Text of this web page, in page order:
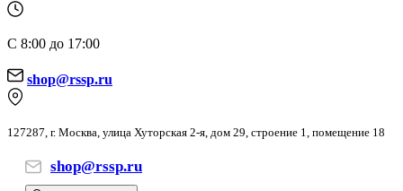
С 8:00 до 17:00
shop@rssp.ru
127287, г. Москва, улица Хуторская 2-я, дом 29, строение 1, помещение 18
shop@rssp.ru